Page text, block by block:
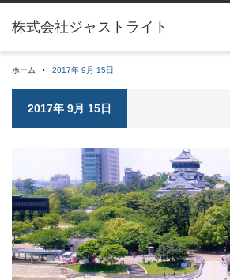
ホーム 2017年 9月 15日
2017年 9月 15日